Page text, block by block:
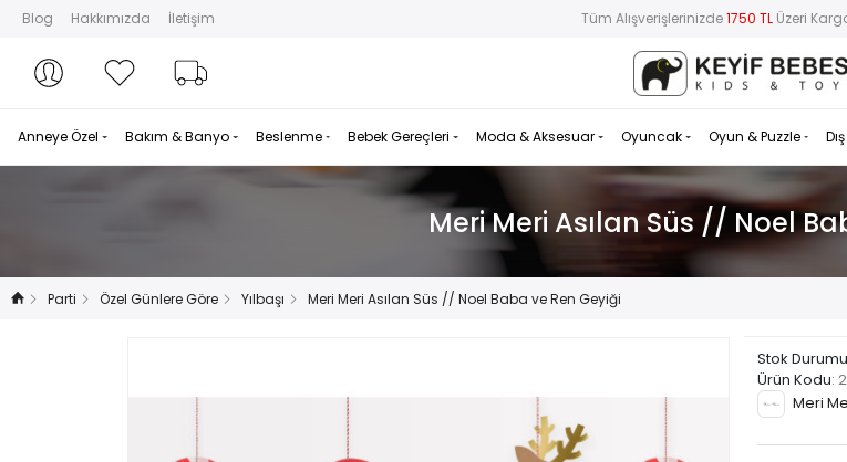
Blog Hakkımızda İletişim Tüm Alışverişlerinizde1750 TL Üzeri
Hesabım
Hesabım Favorilerim
Anneye Özel Bakım & Banyo Beslenme Bebek Gereçleri Moda & Aksesuar Oyuncak Oyun & Puzzle
Meri Meri Asılan Süs // Noel
Parti Özel Günlere Göre Yılbaşı Meri Meri Asılan Süs // Noel Baba ve Ren Geyiği
Stok Durumu
Ürün Kodu:
Meri